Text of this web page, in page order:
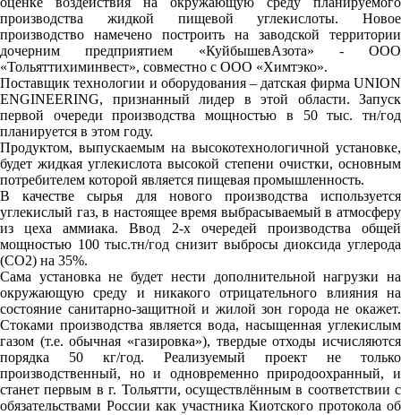
производства жидкой пищевой углекислоты. Новое
производство намечено построить на заводской территории
дочерним предприятием «КуйбышевАзота» - ООО
«Тольяттихиминвест», совместно с ООО «Химтэко».
Поставщик технологии и оборудования – датская фирма UNION
ENGINEERING, признанный лидер в этой области. Запуск
первой очереди производства мощностью в 50 тыс. тн/год
планируется в этом году.
Продуктом, выпускаемым на высокотехнологичной установке,
будет жидкая углекислота высокой степени очистки, основным
потребителем которой является пищевая промышленность.
В качестве сырья для нового производства используется
углекислый газ, в настоящее время выбрасываемый в атмосферу
из цеха аммиака. Ввод 2-х очередей производства общей
мощностью 100 тыс.тн/год снизит выбросы диоксида углерода
(СО2) на 35%.
Сама установка не будет нести дополнительной нагрузки на
окружающую среду и никакого отрицательного влияния на
состояние санитарно-защитной и жилой зон города не окажет.
Стоками производства является вода, насыщенная углекислым
газом (т.е. обычная «газировка»), твердые отходы исчисляются
порядка 50 кг/год. Реализуемый проект не только
производственный, но и одновременно природоохранный, и
станет первым в г. Тольятти, осуществлённым в соответствии с
обязательствами России как участника Киотского протокола об